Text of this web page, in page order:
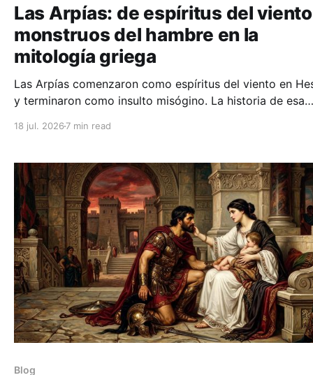
Las Arpías: de espíritus del
monstruos del hambre en la
mitología griega
Las Arpías comenzaron como espíritus del viento en
y terminaron como insulto misógino. La historia de esa
monstruos.
18 jul. 2026 7 min read
Blog